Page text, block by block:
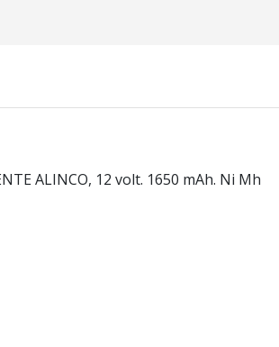
ALINCO, 12 volt. 1650 mAh. Ni Mh